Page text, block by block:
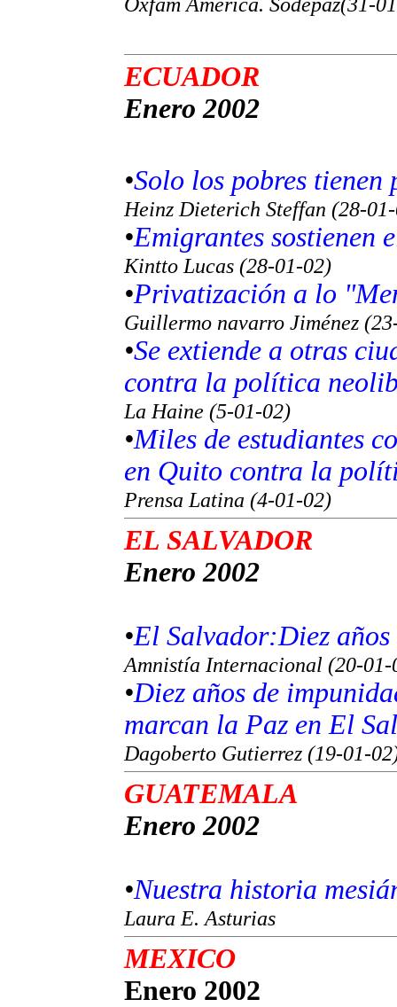
ECUADOR
Enero 2002
•Solo los pobres tienen
Heinz Dieterich Steffan (28-
•Emigrantes sostienen
Kintto Lucas (28-01-02)
•Privatización a lo
Guillermo navarro Jiménez
•Se extiende a otras
contra la política
La Haine (5-01-02)
•Miles de estudiantes
en Quito contra la
Prensa Latina (4-01-02)
EL SALVADOR
Enero 2002
•El Salvador:Diez años
Amnistía Internacional (20-01-
•Diez años de
marcan la Paz en El
Dagoberto Gutierrez (19-01-
GUATEMALA
Enero 2002
•Nuestra historia
Laura E. Asturias
MEXICO
Enero 2002